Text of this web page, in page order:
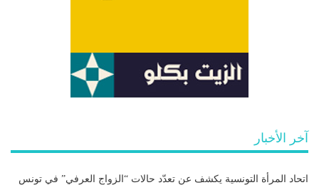
آخر الأخبار
اتحاد المرأة التونسية يكشف عن تعدّد حالات “الزواج العرفي” في تونس